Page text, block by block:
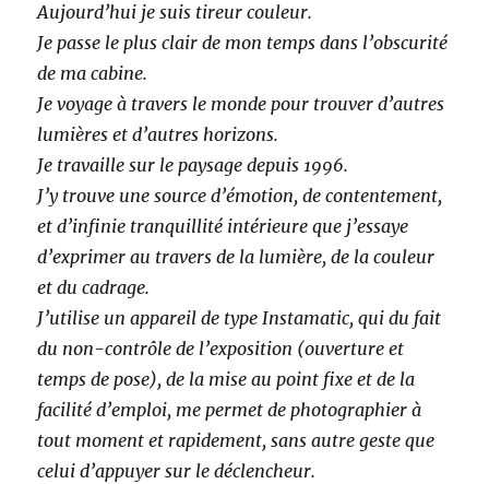
Aujourd’hui je suis tireur couleur.
Je passe le plus clair de mon temps dans l’obscurité
de ma cabine.
Je voyage à travers le monde pour trouver d’autres
lumières et d’autres horizons.
Je travaille sur le paysage depuis 1996.
J’y trouve une source d’émotion, de contentement,
et d’infinie tranquillité intérieure que j’essaye
d’exprimer au travers de la lumière, de la couleur
et du cadrage.
J’utilise un appareil de type Instamatic, qui du fait
du non-contrôle de l’exposition (ouverture et
temps de pose), de la mise au point fixe et de la
facilité d’emploi, me permet de photographier à
tout moment et rapidement, sans autre geste que
celui d’appuyer sur le déclencheur.